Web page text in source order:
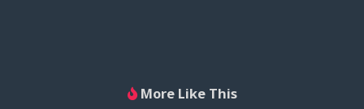
More Like This